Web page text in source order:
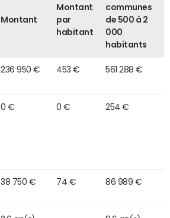
Montant
Montant
par
habitant
communes
de 500 à 2
000
habitants
236 950 € 453 € 561 288 €
0 € 0 € 254 €
38 750 € 74 € 86 989 €